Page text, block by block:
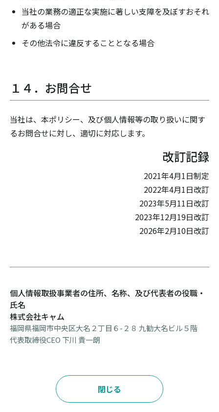
当社の業務の適正な実施に著しい支障を及ぼすおそれ
がある場合
その他法令に違反することとなる場合
１４．お問合せ
当社は、本ポリシー、及び個人情報等の取り扱いに関す
るお問合せに対し、適切に対応します。
改訂記録
2021年4月1日制定
2022年4月1日改訂
2023年5月11日改訂
2023年12月19日改訂
2026年2月10日改訂
個人情報取扱事業者の住所、名称、及び代表者の役職・
氏名
株式会社キャム
福岡県福岡市中央区大名２丁目６-２８ 九勧大名ビル５階
代表取締役CEO 下川 貴一朗
閉じる